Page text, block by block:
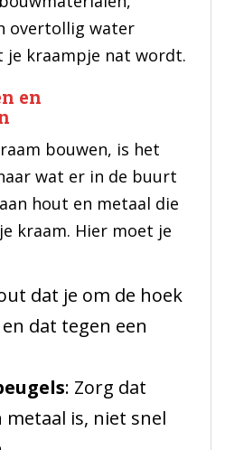
overtollig water
je kraampje nat wordt.
en
bouwen, is het
wat er in de buurt
hout en metaal die
kraam. Hier moet je
dat je om de hoek
dat tegen een
: Zorg dat
metaal is, niet snel